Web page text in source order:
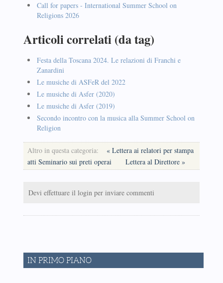
Call for papers - International Summer School on
Religions 2026
Articoli correlati (da tag)
Festa della Toscana 2024. Le relazioni di Franchi e
Zanardini
Le musiche di ASFeR del 2022
Le musiche di Asfer (2020)
Le musiche di Asfer (2019)
Secondo incontro con la musica alla Summer School on
Religion
Altro in questa categoria:
« Lettera ai relatori per stampa
atti Seminario sui preti operai
Lettera al Direttore »
Devi effettuare il login per inviare commenti
IN PRIMO PIANO